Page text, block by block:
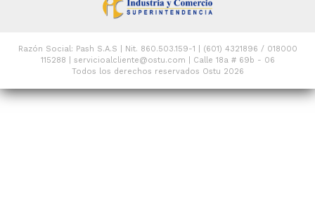
Razón Social: Pash S.A.S | Nit. 860.503.159-1 | (601) 4321896 / 018000
115288 | servicioalcliente@ostu.com | Calle 18a # 69b - 06
Todos los derechos reservados Ostu 2026